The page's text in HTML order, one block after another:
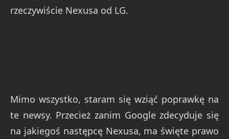
rzeczywiście Nexusa od LG.
Mimo wszystko, staram się wziąć poprawkę na
te newsy. Przecież zanim Google zdecyduje się
na jakiegoś następcę Nexusa, ma święte prawo